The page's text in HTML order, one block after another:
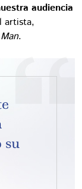
audiencia
artista,
.
su